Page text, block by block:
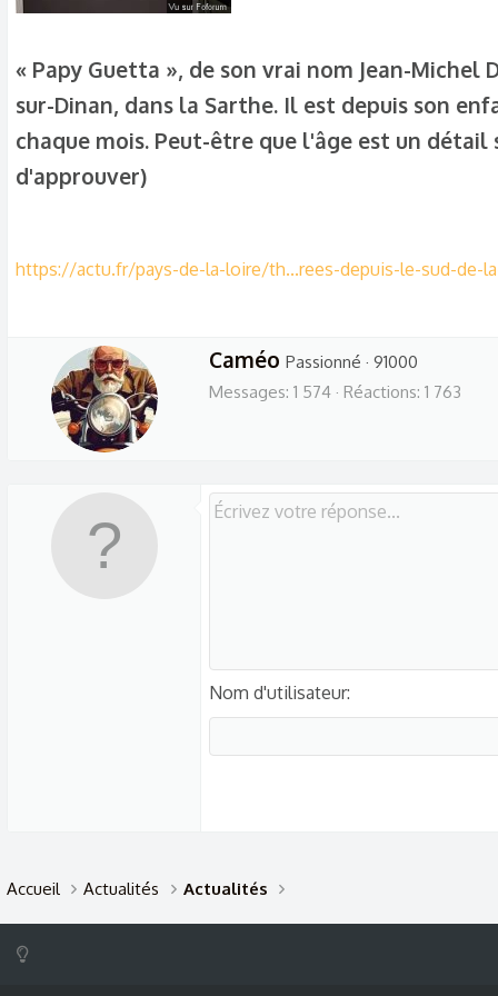
s
i
o
n
« Papy Guetta », de son vrai nom Jean-Michel
sur-Dinan, dans la Sarthe. Il est depuis son
chaque mois. Peut-être que l'âge est un
d'approuver)​
https://actu.fr/pays-de-la-loire/th...rees-depuis-le-sud-de-
W
r
e
n
Caméo Passionné · 91000
Messages 1 574 Réactions 1 763
Nom d'utilisateur
Accueil Actualités Actualités